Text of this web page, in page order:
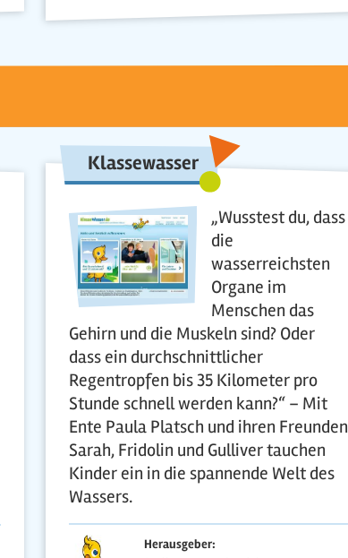
Klassewasser
„Wusstest du, dass
die
wasserreichsten
Organe im
Menschen das
Gehirn und die Muskeln sind? Oder
dass ein durchschnittlicher
Regentropfen bis 35 Kilometer pro
Stunde schnell werden kann?“ – Mit
Ente Paula Platsch und ihren Freunden
Sarah, Fridolin und Gulliver tauchen
Kinder ein in die spannende Welt des
Wassers.
Herausgeber: